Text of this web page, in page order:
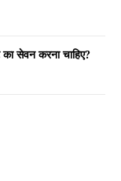
सेवन करना चाहिए?